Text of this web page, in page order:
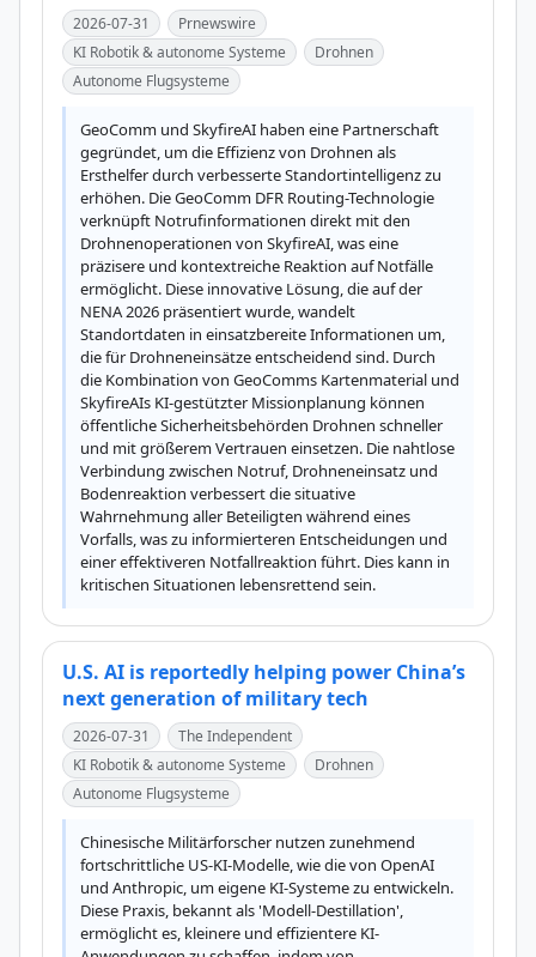
2026-07-31
Prnewswire
KI Robotik & autonome Systeme
Drohnen
Autonome Flugsysteme
GeoComm und SkyfireAI haben eine Partnerschaft
gegründet, um die Effizienz von Drohnen als
Ersthelfer durch verbesserte Standortintelligenz zu
erhöhen. Die GeoComm DFR Routing-Technologie
verknüpft Notrufinformationen direkt mit den
Drohnenoperationen von SkyfireAI, was eine
präzisere und kontextreiche Reaktion auf Notfälle
ermöglicht. Diese innovative Lösung, die auf der
NENA 2026 präsentiert wurde, wandelt
Standortdaten in einsatzbereite Informationen um,
die für Drohneneinsätze entscheidend sind. Durch
die Kombination von GeoComms Kartenmaterial und
SkyfireAIs KI-gestützter Missionplanung können
öffentliche Sicherheitsbehörden Drohnen schneller
und mit größerem Vertrauen einsetzen. Die nahtlose
Verbindung zwischen Notruf, Drohneneinsatz und
Bodenreaktion verbessert die situative
Wahrnehmung aller Beteiligten während eines
Vorfalls, was zu informierteren Entscheidungen und
einer effektiveren Notfallreaktion führt. Dies kann in
kritischen Situationen lebensrettend sein.
U.S. AI is reportedly helping power China’s
next generation of military tech
2026-07-31
The Independent
KI Robotik & autonome Systeme
Drohnen
Autonome Flugsysteme
Chinesische Militärforscher nutzen zunehmend
fortschrittliche US-KI-Modelle, wie die von OpenAI
und Anthropic, um eigene KI-Systeme zu entwickeln.
Diese Praxis, bekannt als 'Modell-Destillation',
ermöglicht es, kleinere und effizientere KI-